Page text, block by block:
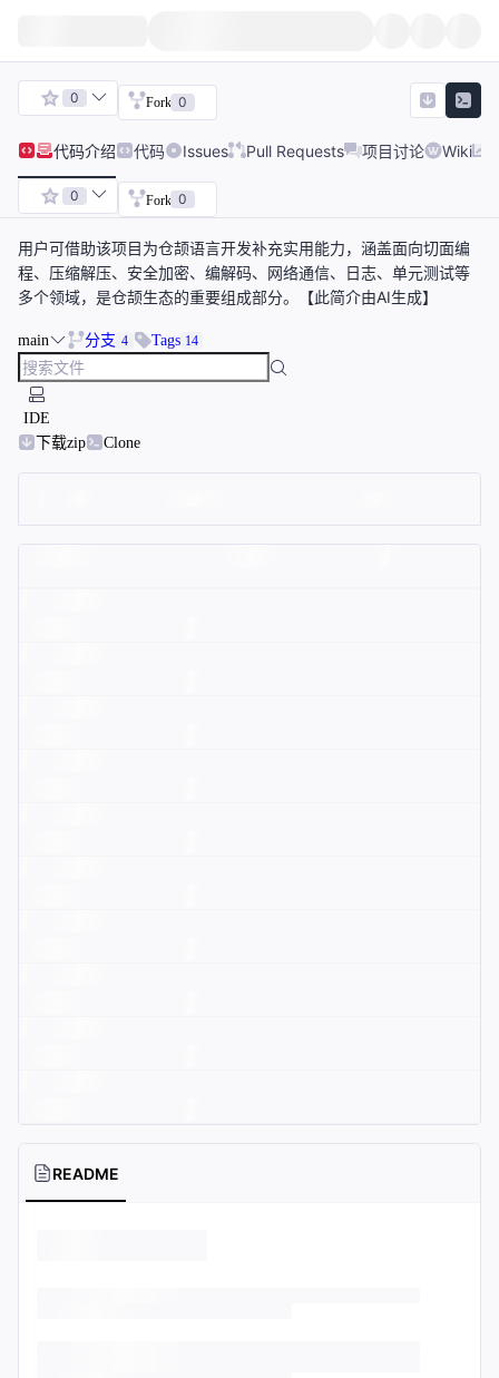
0 Fork 0
代码介绍 代码 Issues Pull Requests 项目讨论 Wiki
0 Fork 0
用户可借助该项目为仓颉语言开发补充实用能力，涵盖面向切面编
程、压缩解压、安全加密、编解码、网络通信、日志、单元测试等
多个领域，是仓颉生态的重要组成部分。【此简介由AI生成】
main 分支 4 Tags 14
IDE
下载zip
Clone
README